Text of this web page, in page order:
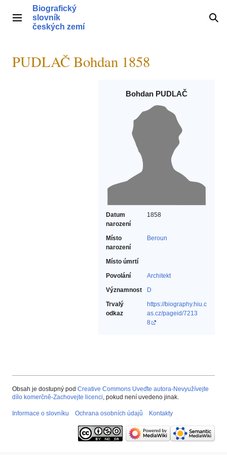
obsahHlavní menu
Biografický
slovník
českých zemí
PUDLAČ Bohdan 1858
Bohdan PUDLAČ
Datum
narození
1858
Místo
narození
Beroun
Místo úmrtí
Povolání
Architekt‎
Významnost
D
Trvalý
odkaz
https://biography.hiu.c
as.cz/pageid/7213
8
Obsah je dostupný pod Creative Commons Uveďte autora-Nevyužívejte
dílo komerčně-Zachovejte licenci, pokud není uvedeno jinak.
Informace o slovníku Ochrana osobních údajů Kontakty